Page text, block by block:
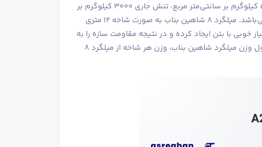
ویژگی‌های مکانیکی مطلوبی مانند تنش گسیختگی ۵۰۰۰ کیلوگرم بر سانتی‌متر مربع، تنش جاری ۳۰۰۰ کیلوگرم بر
سانتی‌متر مربع و تغییر شکل نسبی پلاستیکی ۱۹ درصد می‌باشد. میلگرد 8 شاهین بناب به صورت شاخه 12 متری
با بتن ایجاد کرده و در نتیجه مقاومت سازه را به
طور قابل توجهی افزایش می‌دهد. همچنین بر اساس جدول وزن میلگرد شاهین بناب، وزن هر شاخه از میلگرد 8